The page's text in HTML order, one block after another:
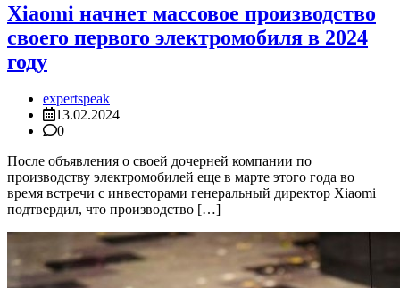
Xiaomi начнет массовое производство
своего первого электромобиля в 2024
году
expertspeak
13.02.2024
0
После объявления о своей дочерней компании по
производству электромобилей еще в марте этого года во
время встречи с инвесторами генеральный директор Xiaomi
подтвердил, что производство […]